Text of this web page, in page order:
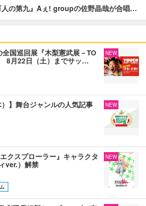
人の第九』Aぇ! groupの佐野晶哉が合唱…
国巡回展『木梨憲武展－TO
8月22日（土）までサッ…
NEW
）】舞台ジャンルの人気記事
NEW
クスプローラー』キャラクタ
ver.）解禁
NEW